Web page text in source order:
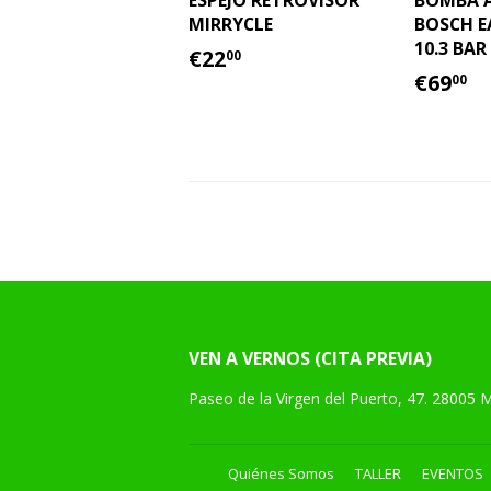
MIRRYCLE
PRECIO
€2200
BOSCH
10.3
PRECIO
€6900
VEN A VERNOS (CITA PREVIA)
Paseo de la Virgen del Puerto, 47. 28005
Quiénes Somos TALLER EVENTOS